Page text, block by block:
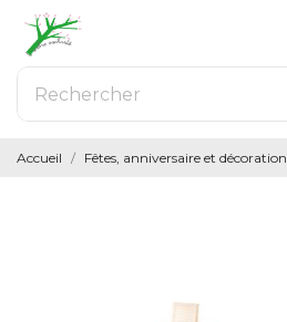
Accueil Fêtes, anniversaire et décoration